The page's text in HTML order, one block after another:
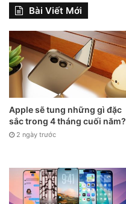
Bài Viết Mới
Apple sẽ tung những gì đặc
sắc trong 4 tháng cuối năm?
2 ngày trước